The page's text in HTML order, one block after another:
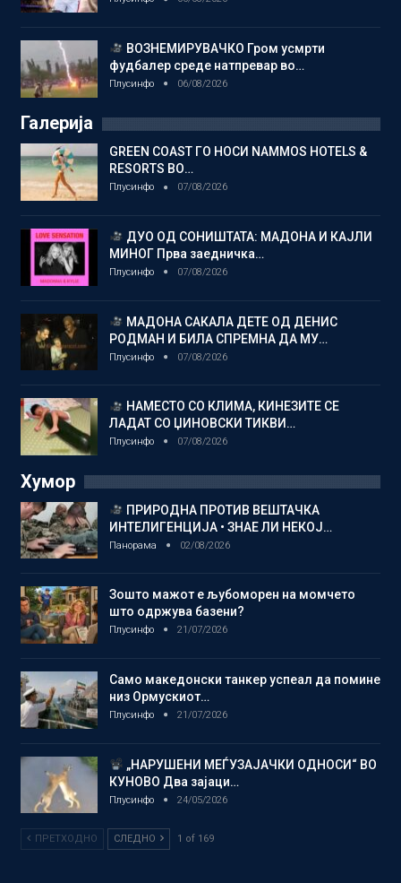
ВОЗНЕМИРУВАЧКО Гром усмрти
фудбалер среде натпревар во…
Плусинфо 06/08/2026
Галерија
GREEN COAST ГО НОСИ NAMMOS HOTELS &
RESORTS ВО…
Плусинфо 07/08/2026
ДУО ОД СОНИШТАТА: МАДОНА И КАЈЛИ
МИНОГ Прва заедничка…
Плусинфо 07/08/2026
МАДОНА САКАЛА ДЕТЕ ОД ДЕНИС
РОДМАН И БИЛА СПРЕМНА ДА МУ…
Плусинфо 07/08/2026
НАМЕСТО СО КЛИМА, КИНЕЗИТЕ СЕ
ЛАДАТ СО ЏИНОВСКИ ТИКВИ…
Плусинфо 07/08/2026
Хумор
ПРИРОДНА ПРОТИВ ВЕШТАЧКА
ИНТЕЛИГЕНЦИЈА • ЗНАЕ ЛИ НЕКОЈ…
Панорама 02/08/2026
Зошто мажот е љубоморен на момчето
што одржува базени?
Плусинфо 21/07/2026
Само македонски танкер успеал да помине
низ Ормускиот…
Плусинфо 21/07/2026
„НАРУШЕНИ МЕЃУЗАЈАЧКИ ОДНОСИ“ ВО
КУНОВО Два зајаци…
Плусинфо 24/05/2026
ПРЕТХОДНО СЛЕДНО 1 of 169